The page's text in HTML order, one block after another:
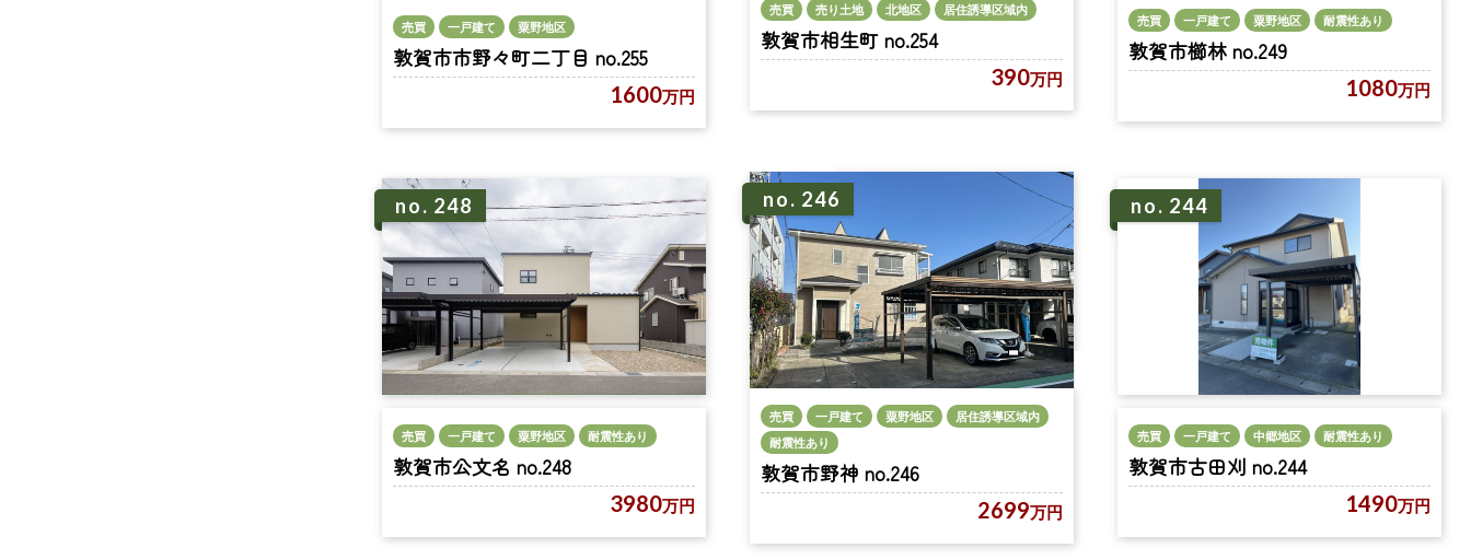
売買 一戸建て 粟野地区
敦賀市市野々町二丁目 no.255
1600万円
売買 売り土地 北地区 居住誘導区域内
敦賀市相生町 no.254
390万円
売買 一戸建て 粟野地区 耐震性あり
敦賀市櫛林 no.249
1080万円
no. 248
売買 一戸建て 粟野地区 耐震性あり
敦賀市公文名 no.248
3980万円
no. 246
売買 一戸建て 粟野地区
居住誘導区域内
耐震性あり
敦賀市野神 no.246
2699万円
no. 244
売買 一戸建て 中郷地区 耐震性あり
敦賀市古田刈 no.244
1490万円